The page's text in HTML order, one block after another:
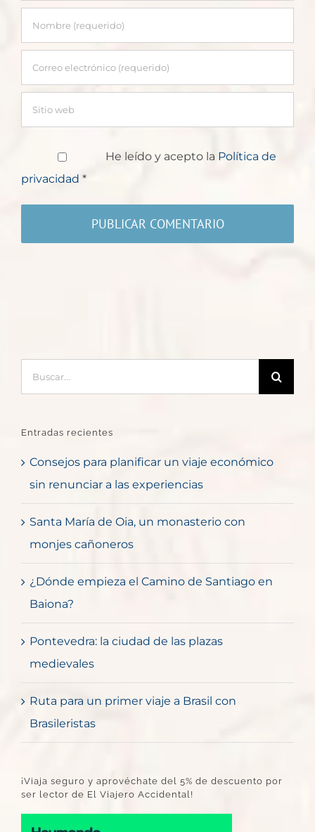
He leído y acepto la Política de
privacidad *
Entradas recientes
Consejos para planificar un viaje económico
sin renunciar a las experiencias
Santa María de Oia, un monasterio con
monjes cañoneros
¿Dónde empieza el Camino de Santiago en
Baiona?
Pontevedra: la ciudad de las plazas
medievales
Ruta para un primer viaje a Brasil con
Brasileristas
¡Viaja seguro y aprovéchate del 5% de descuento por
ser lector de El Viajero Accidental!